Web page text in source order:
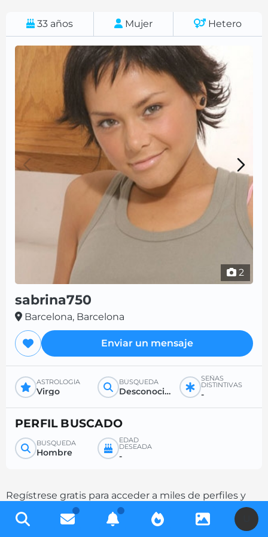
33 años Mujer Hetero
2
sabrina750
Barcelona, Barcelona
Enviar un mensaje
ASTROLOGÍA
Virgo
BÚSQUEDA
Desconocido
SEÑAS
DISTINTIVAS
-
PERFIL BUSCADO
BÚSQUEDA
Hombre
EDAD
DESEADA
-
Regístrese gratis para acceder a miles de perfiles y
aumente sus posibilidades de contacto
completando su descripción.